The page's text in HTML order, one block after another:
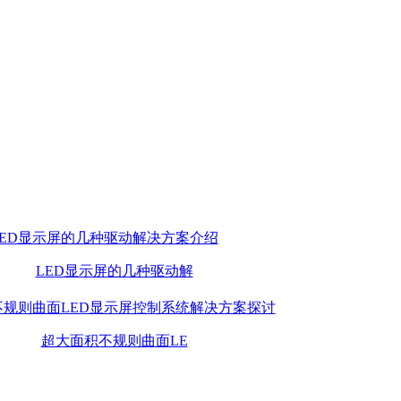
LED显示屏的几种驱动解
超大面积不规则曲面LE